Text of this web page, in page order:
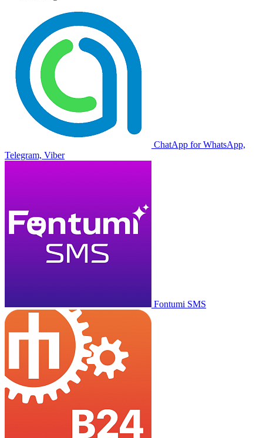
ChatApp for WhatsApp,
Telegram, Viber
Fontumi SMS